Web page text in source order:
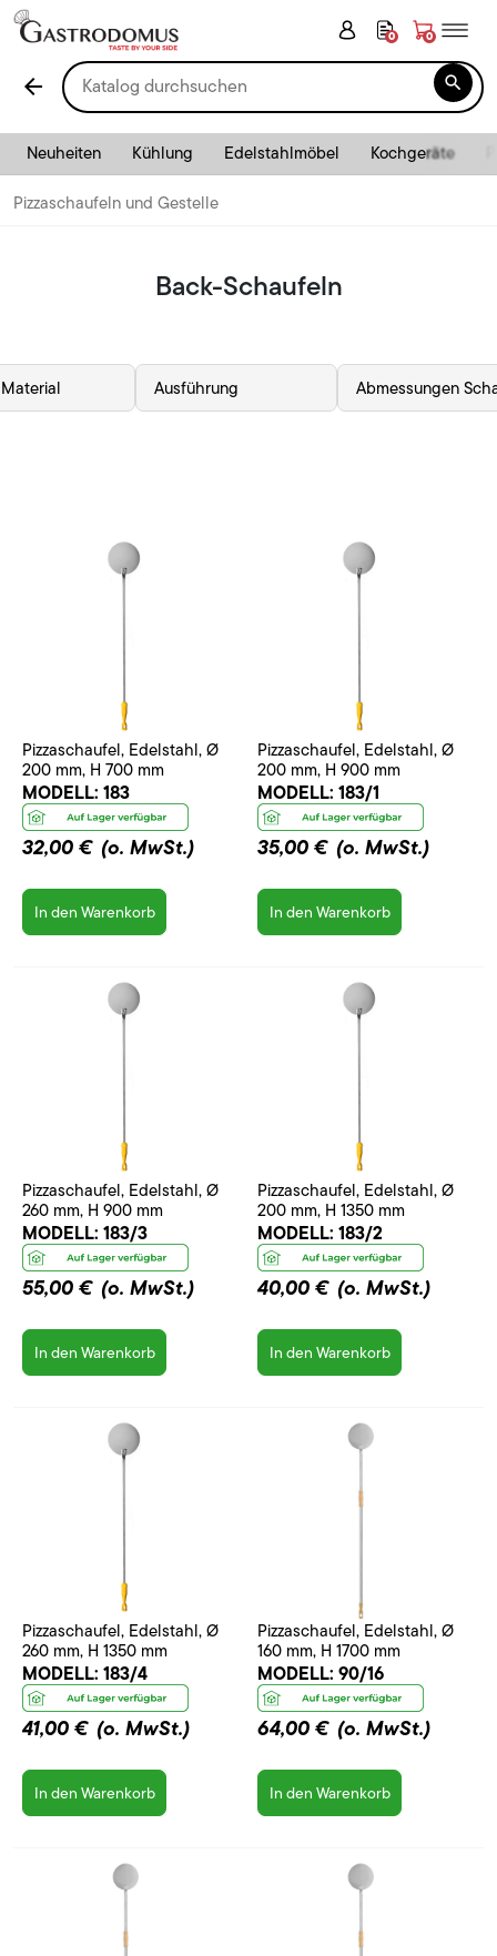
0 0
arrow_back 
Neuheiten Kühlung Edelstahlmöbel Kochgeräte
Pizzaschaufeln und Gestelle
Back-Schaufeln
Material Ausführung Abmessungen
Pizzaschaufel, Edelstahl, Ø
200 mm, H 700 mm
MODELL: 183
32,00 € (o. MwSt.)
In den Warenkorb
Pizzaschaufel, Edelstahl, Ø
200 mm, H 900 mm
MODELL: 183/1
35,00 € (o. MwSt.)
In den Warenkorb
Pizzaschaufel, Edelstahl, Ø
260 mm, H 900 mm
MODELL: 183/3
55,00 € (o. MwSt.)
In den Warenkorb
Pizzaschaufel, Edelstahl, Ø
200 mm, H 1350 mm
MODELL: 183/2
40,00 € (o. MwSt.)
In den Warenkorb
Pizzaschaufel, Edelstahl, Ø
260 mm, H 1350 mm
MODELL: 183/4
41,00 € (o. MwSt.)
In den Warenkorb
Pizzaschaufel, Edelstahl, Ø
160 mm, H 1700 mm
MODELL: 90/16
64,00 € (o. MwSt.)
In den Warenkorb